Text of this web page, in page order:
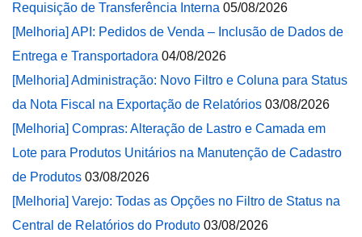
Requisição de Transferência Interna 05/08/2026
[Melhoria] API: Pedidos de Venda – Inclusão de Dados de
Entrega e Transportadora 04/08/2026
[Melhoria] Administração: Novo Filtro e Coluna para Status
da Nota Fiscal na Exportação de Relatórios 03/08/2026
[Melhoria] Compras: Alteração de Lastro e Camada em
Lote para Produtos Unitários na Manutenção de Cadastro
de Produtos 03/08/2026
[Melhoria] Varejo: Todas as Opções no Filtro de Status na
Central de Relatórios do Produto 03/08/2026